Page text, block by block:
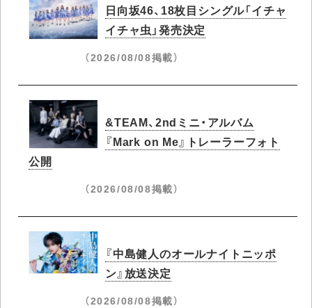
日向坂46、18枚目シングル「イチャ
イチャ虫」発売決定
（2026/08/08掲載）
&TEAM、2ndミニ・アルバム
『Mark on Me』トレーラーフォト
公開
（2026/08/08掲載）
『中島健人のオールナイトニッポ
ン』放送決定
（2026/08/08掲載）